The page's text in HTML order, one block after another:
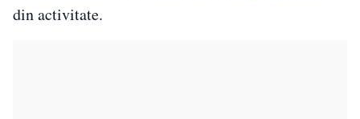
din activitate.